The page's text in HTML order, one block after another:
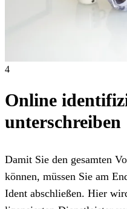
4
Online
unterschreiben
Damit Sie den gesamten
können, müssen Sie am
Ident abschließen. Hier